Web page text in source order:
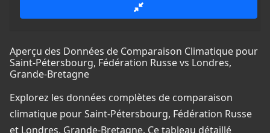
Aperçu des Données de Comparaison Climatique pour
Saint-Pétersbourg, Fédération Russe vs Londres,
Grande-Bretagne
Explorez les données complètes de comparaison
climatique pour Saint-Pétersbourg, Fédération Russe
et Londres, Grande-Bretagne. Ce tableau détaillé